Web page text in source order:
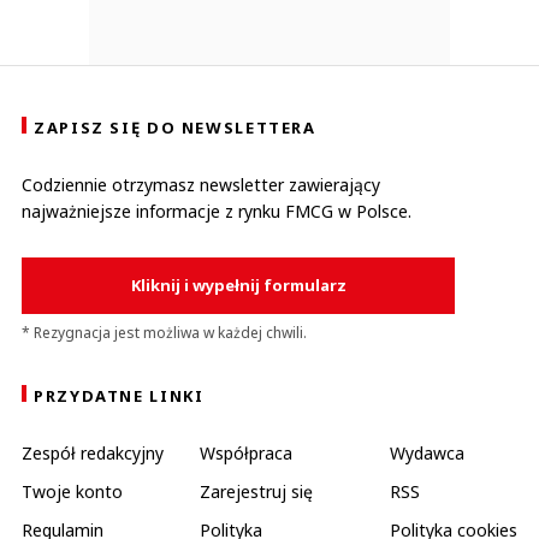
ZAPISZ SIĘ DO NEWSLETTERA
Codziennie otrzymasz newsletter zawierający
najważniejsze informacje z rynku FMCG w Polsce.
Kliknij i wypełnij formularz
* Rezygnacja jest możliwa w każdej chwili.
PRZYDATNE LINKI
Zespół redakcyjny Współpraca
Wydawca
Twoje konto
Zarejestruj się
RSS
Regulamin
Polityka Polityka cookies